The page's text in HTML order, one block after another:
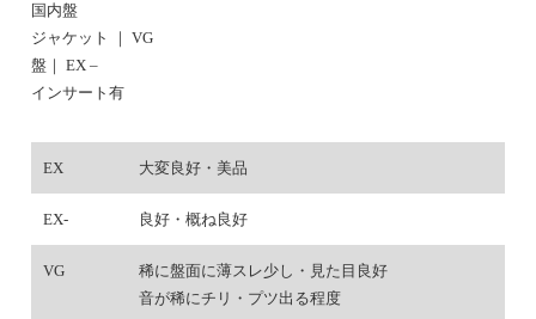
国内盤
ジャケット ｜ VG
盤｜ EX –
インサート有
EX 大変良好・美品
EX- 良好・概ね良好
VG
稀に盤面に薄スレ少し・見た目良好
音が稀にチリ・プツ出る程度